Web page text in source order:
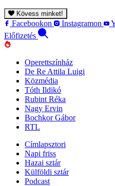
Kövess minket!
Facebookon Instagramon
Előfizetés
Operettszínház
De Re Attila Luigi
Közmédia
Tóth Ildikó
Rubint Réka
Nagy Ervin
Bochkor Gábor
RTL
Címlapsztori
Napi friss
Hazai sztár
Külföldi sztár
Podcast